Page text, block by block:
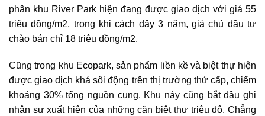
phân khu River Park hiện đang được giao dịch với giá 55
triệu đồng/m2, trong khi cách đây 3 năm, giá chủ đầu tư
chào bán chỉ 18 triệu đồng/m2.
Cũng trong khu Ecopark, sản phẩm liền kề và biệt thự hiện
được giao dịch khá sôi động trên thị trường thứ cấp, chiếm
khoảng 30% tổng nguồn cung. Khu này cũng bắt đầu ghi
nhận sự xuất hiện của những căn biệt thự triệu đô. Chẳng